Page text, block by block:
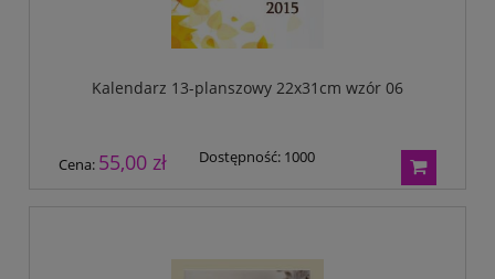
Kalendarz 13-planszowy 22x31cm wzór 06
Cena: 55,00 zł Dostępność: 1000